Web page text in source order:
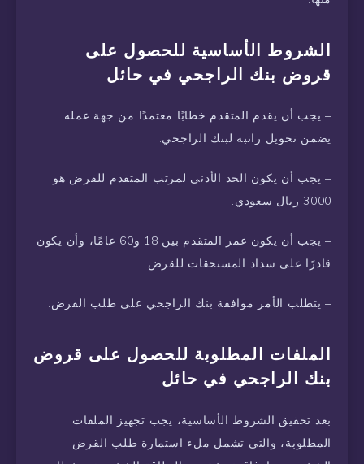
الشروط الأساسية للحصول على
قروض بنك الراجحي في حائل
– يجب أن يقدم المتقدم خطابًا معتمدًا من جهة عمله
يضمن تحويل راتبه لبنك الراجحي.
– يجب أن يكون الحد الأدنى لمرتب المتقدم للقرض هو
3000 ريال سعودي.
– يجب أن يكون عمر المتقدم بين 18 و60 عامًا، وأن يكون
قادرًا على سداد المستحقات للقرض.
– يتطلب الأمر موافقة بنك الراجحي على طلب القرض.
الملفات المطلوبة للحصول على قروض
بنك الراجحي في حائل
بعد تحقيق الشروط الأساسية، يجب تجهيز الملفات
المطلوبة، والتي تشمل ملء استمارة طلب القرض